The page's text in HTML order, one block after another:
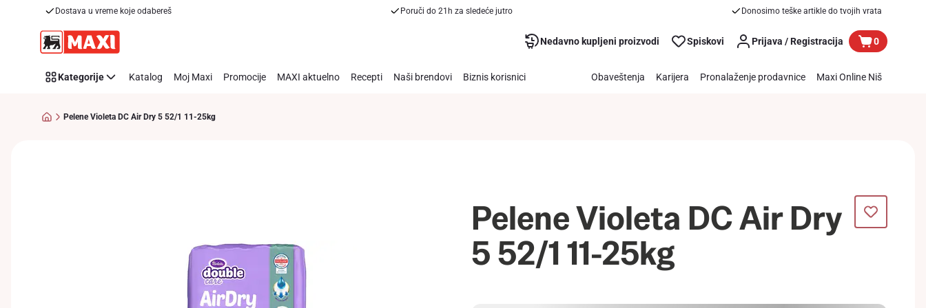
Dostava u vreme koje odabereš Poruči do 21h za sledeće jutro Donosimo teške artikle do tvojih vrata
Nedavno kupljeni proizvodi Spiskovi Prijava / Registracija 0
Kategorije Katalog Moj Maxi Promocije MAXI aktuelno Recepti Naši brendovi Biznis korisnici Obaveštenja Karijera Pronalaženje prodavnice Maxi Online Niš
Pelene Violeta DC Air Dry 5 52/1 11-25kg
Pelene Violeta DC Air Dry
5 52/1 11-25kg